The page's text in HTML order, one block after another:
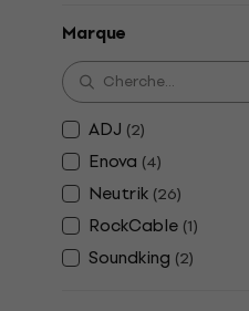
Marque
ADJ (2)
Enova (4)
Neutrik (26)
RockCable (1)
Soundking (2)